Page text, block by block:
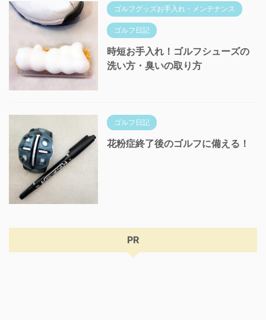
ゴルフグッズお手入れ・メンテナンス
ゴルフ日記
時短お手入れ！ゴルフシューズの
洗い方・臭いの取り方
ゴルフ日記
花粉症終了後のゴルフに備える！
PR